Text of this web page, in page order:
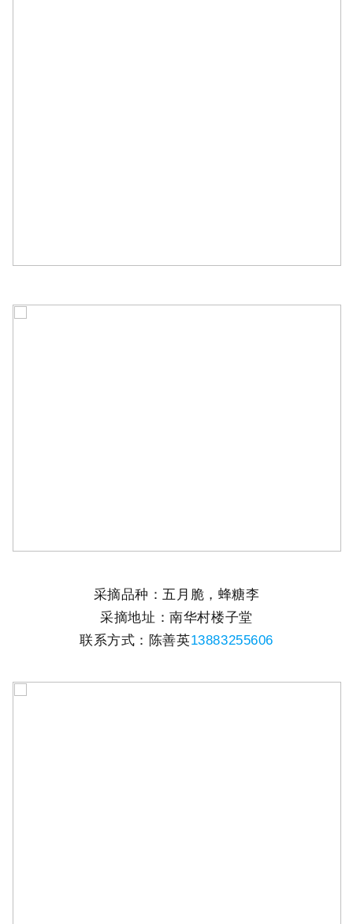
采摘品种：五月脆，蜂糖李
采摘地址：南华村楼子堂
联系方式：陈善英13883255606